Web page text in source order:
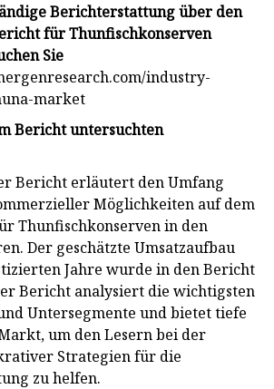
Berichterstattung über den
für Thunfischkonserven
Sie
industry-
market
Bericht untersuchten
Bericht erläutert den Umfang
Möglichkeiten auf dem
Thunfischkonserven in den
Der geschätzte Umsatzaufbau
Jahre wurde in den Bericht
Bericht analysiert die wichtigsten
Untersegmente und bietet tiefe
um den Lesern bei der
Strategien für die
zu helfen.